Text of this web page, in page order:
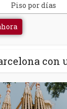
Piso por días
con